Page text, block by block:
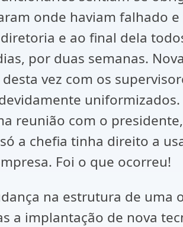
onde haviam falhado
e ao final dela
por duas semanas.
vez com os
reunião com o
a chefia tinha direito a
Foi o que ocorreu!
na estrutura de uma
a implantação de nova